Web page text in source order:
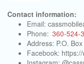
Contact information:
Email:
Phone: 360-524-
Address: P.O.
Facebook: